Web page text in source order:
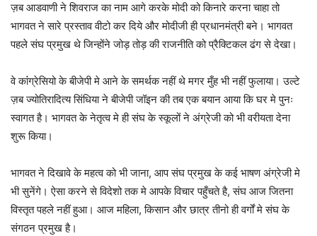
ज़ब आडवाणी ने शिवराज का नाम आगे करके मोदी को किनारे करना चाहा तो
भागवत ने सारे प्रस्ताव वीटो कर दिये और मोदीजी ही प्रधानमंत्री बने। भागवत
पहले संघ प्रमुख थे जिन्होंने जोड़ तोड़ की राजनीति को प्रैक्टिकल ढंग से देखा।
वे कांंग्रेसियो के बीजेपी मे आने के समर्थक नहीं थे मगर मुँह भी नहीं फुलाया। उल्टे
ज़ब ज्योतिरादित्य सिंधिया ने बीजेपी जॉइन की तब एक बयान आया कि घर मे पुनः
स्वागत है। भागवत के नेतृत्व मे ही संघ के स्कूलों ने अंग्रेजी को भी वरीयता देना
शुरू किया।
भागवत ने दिखावे के महत्व को भी जाना, आप संघ प्रमुख के कई भाषण अंग्रेजी मे
भी सुनेंगे। ऐसा करने से विदेशो तक मे आपके विचार पहुँचते है, संघ आज जितना
विस्तृत पहले नहीं हुआ। आज महिला, किसान और छात्र तीनो ही वर्गों मे संघ के
संगठन प्रमुख है।